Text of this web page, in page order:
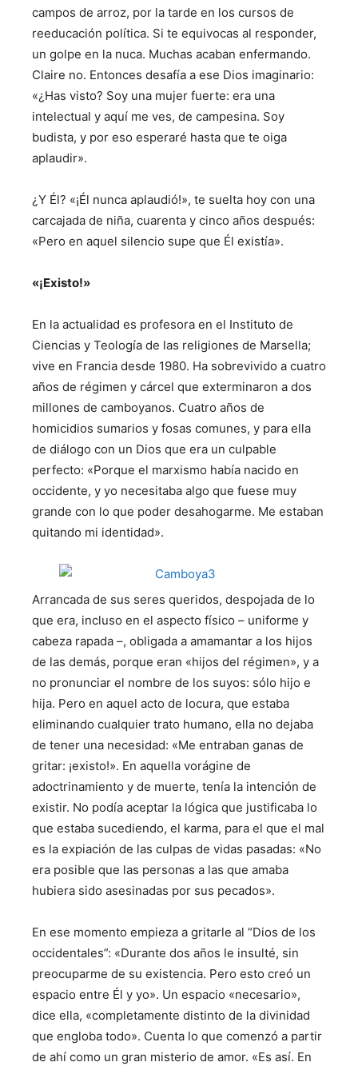
campos de arroz, por la tarde en los cursos de
reeducación política. Si te equivocas al responder,
un golpe en la nuca. Muchas acaban enfermando.
Claire no. Entonces desafía a ese Dios imaginario:
«¿Has visto? Soy una mujer fuerte: era una
intelectual y aquí me ves, de campesina. Soy
budista, y por eso esperaré hasta que te oiga
aplaudir».
¿Y Él? «¡Él nunca aplaudió!», te suelta hoy con una
carcajada de niña, cuarenta y cinco años después:
«Pero en aquel silencio supe que Él existía».
«¡Existo!»
En la actualidad es profesora en el Instituto de
Ciencias y Teología de las religiones de Marsella;
vive en Francia desde 1980. Ha sobrevivido a cuatro
años de régimen y cárcel que exterminaron a dos
millones de camboyanos. Cuatro años de
homicidios sumarios y fosas comunes, y para ella
de diálogo con un Dios que era un culpable
perfecto: «Porque el marxismo había nacido en
occidente, y yo necesitaba algo que fuese muy
grande con lo que poder desahogarme. Me estaban
quitando mi identidad».
Arrancada de sus seres queridos, despojada de lo
que era, incluso en el aspecto físico – uniforme y
cabeza rapada –, obligada a amamantar a los hijos
de las demás, porque eran «hijos del régimen», y a
no pronunciar el nombre de los suyos: sólo hijo e
hija. Pero en aquel acto de locura, que estaba
eliminando cualquier trato humano, ella no dejaba
de tener una necesidad: «Me entraban ganas de
gritar: ¡existo!». En aquella vorágine de
adoctrinamiento y de muerte, tenía la intención de
existir. No podía aceptar la lógica que justificaba lo
que estaba sucediendo, el karma, para el que el mal
es la expiación de las culpas de vidas pasadas: «No
era posible que las personas a las que amaba
hubiera sido asesinadas por sus pecados».
En ese momento empieza a gritarle al “Dios de los
occidentales”: «Durante dos años le insulté, sin
preocuparme de su existencia. Pero esto creó un
espacio entre Él y yo». Un espacio «necesario»,
dice ella, «completamente distinto de la divinidad
que engloba todo». Cuenta lo que comenzó a partir
de ahí como un gran misterio de amor. «Es así. En